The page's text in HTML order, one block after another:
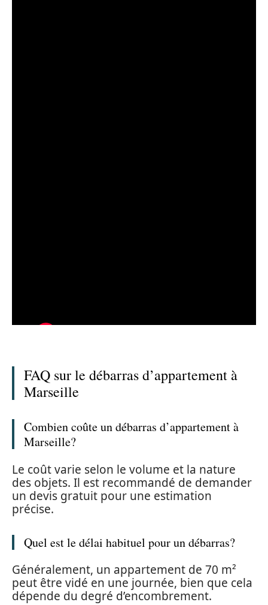
FAQ sur le débarras d’appartement à
Marseille
Combien coûte un débarras d’appartement à
Marseille?
Le coût varie selon le volume et la nature
des objets. Il est recommandé de demander
un devis gratuit pour une estimation
précise.
Quel est le délai habituel pour un débarras?
Généralement, un appartement de 70 m²
peut être vidé en une journée, bien que cela
dépende du degré d’encombrement.